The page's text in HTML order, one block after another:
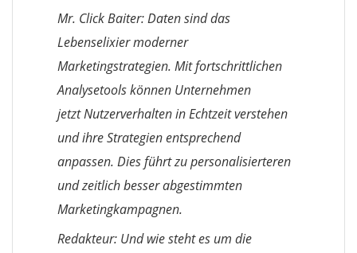
Mr. Click Baiter: Daten sind das
Lebenselixier moderner
Marketingstrategien. Mit fortschrittlichen
Analysetools können Unternehmen
jetzt Nutzerverhalten in Echtzeit verstehen
und ihre Strategien entsprechend
anpassen. Dies führt zu personalisierteren
und zeitlich besser abgestimmten
Marketingkampagnen.
Redakteur: Und wie steht es um die